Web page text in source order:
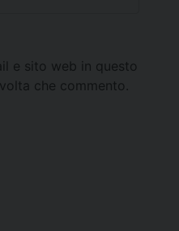
e sito web in questo
che commento.